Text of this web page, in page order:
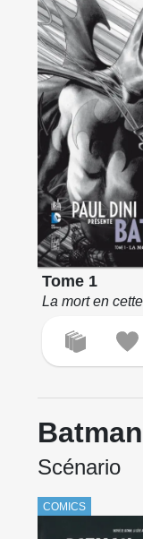
Tome 1
La mort en
Scénario
COMICS